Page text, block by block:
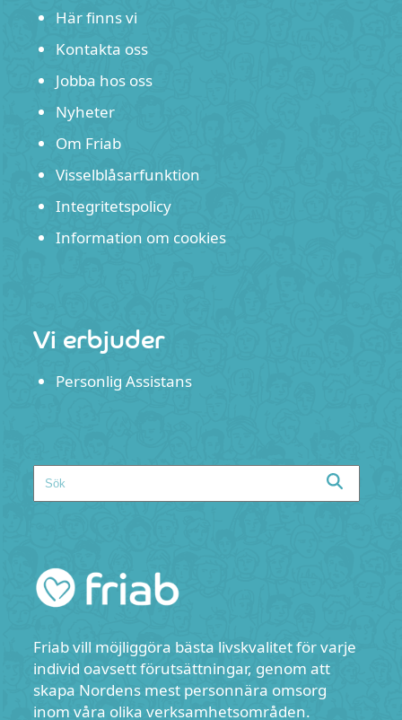
Här finns vi
Kontakta oss
Jobba hos oss
Nyheter
Om Friab
Visselblåsarfunktion
Integritetspolicy
Information om cookies
Vi erbjuder
Personlig Assistans
Search
Friab vill möjliggöra bästa livskvalitet för varje
individ oavsett förutsättningar, genom att
skapa Nordens mest personnära omsorg
inom våra olika verksamhetsområden.